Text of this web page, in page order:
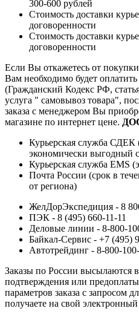
300-600 рублей
Стоимость доставки
договоренности
Стоимость доставки
договоренности
Если Вы откажетесь от
Вам необходимо будет
(Гражданский Кодекс РФ,
услуга " самовывоз товара",
заказа с менеджером Вы
магазине по интернет цене.
Курьерская служба
экономически выгодный
Курьерская служба EMS
Почта России (срок в
от региона)
ЖелДорЭкспедиция - 8
ПЭК - 8 (495) 660-11-11
Деловые линии - 8-800-
Байкал-Сервис - +7 (495)
Автотрейдинг - 8-800-
Заказы по России высылаются
подтверждения или
параметров заказа с запросом
получаете на свой